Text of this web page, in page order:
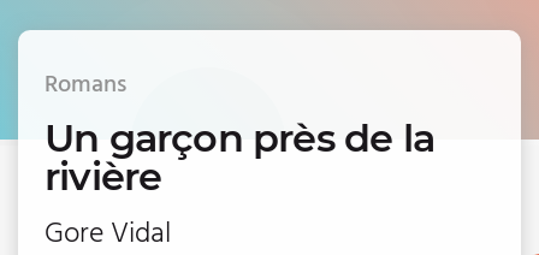
Romans
Un garçon près de la
rivière
Gore Vidal